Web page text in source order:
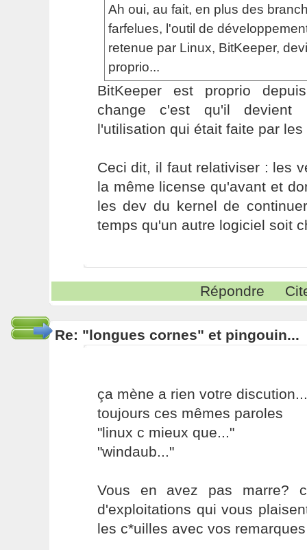
Ah oui, au fait, en plus des
farfelues, l'outil de
retenue par Linux, BitKeeper,
proprio...
BitKeeper est proprio
change c'est qu'il devient
l'utilisation qui était faite par
Ceci dit, il faut relativiser : les
la même license qu'avant et
les dev du kernel de
temps qu'un autre logiciel soit
Répondre
Re: "longues cornes" et pingouin...
ça mène a rien votre discution...
toujours ces mêmes paroles
"linux c mieux que..."
"windaub..."
Vous en avez pas marre?
d'exploitations qui vous
les c*uilles avec vos